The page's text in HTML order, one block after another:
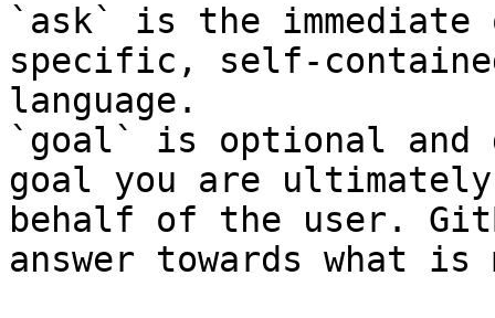
`ask` is the
specific, self-
language.
`goal` is optional and
goal you are
behalf of the user.
answer towards what